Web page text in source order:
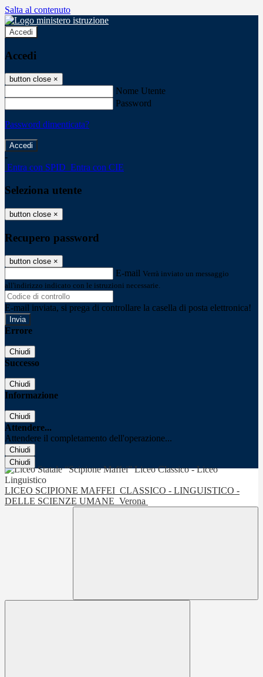
Salta al contenuto
Accedi
Accedi
button close ×
Nome Utente
Password
Password dimenticata?
-
Entra con SPID Entra con CIE
Seleziona utente
button close ×
Recupero password
button close ×
E-mail Verrà inviato un messaggio
all'indirizzo indicato con le istruzioni necessarie.
E-mail inviata, si prega di controllare la casella di posta elettronica!
Errore
Chiudi
Successo
Chiudi
Informazione
Chiudi
Attendere...
Attendere il completamento dell'operazione...
Chiudi
Chiudi
LICEO SCIPIONE MAFFEI CLASSICO - LINGUISTICO -
DELLE SCIENZE UMANE Verona